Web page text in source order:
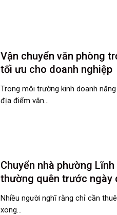
Vận chuyển văn phòng
tối ưu cho doanh nghiệp
Trong môi trường kinh doanh
địa điểm văn...
Chuyển nhà phường
thường quên trước ngày
Nhiều người nghĩ rằng chỉ cần
xong...